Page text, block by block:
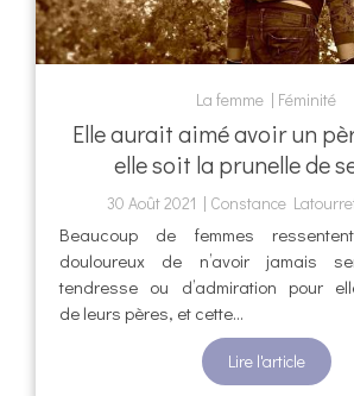
La femme Féminité
Elle aurait aimé avoir un
elle soit la prunelle de
30 Août 2021 Constance
Beaucoup de femmes
douloureux de n’avoir jamais
tendresse ou d’admiration pour
de leurs pères, et cette...
Lire l'article